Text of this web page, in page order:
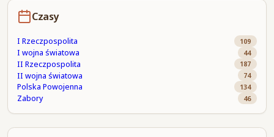
Czasy
I Rzeczpospolita 109
I wojna światowa 44
II Rzeczpospolita 187
II wojna światowa 74
Polska Powojenna 134
Zabory 46